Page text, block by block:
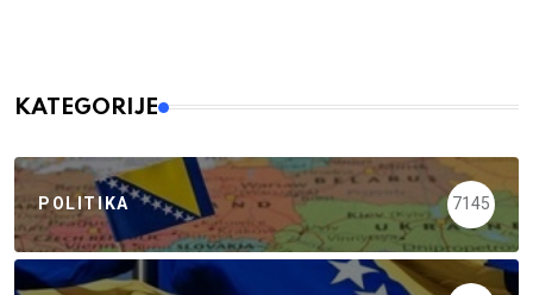
KATEGORIJE
POLITIKA 7145